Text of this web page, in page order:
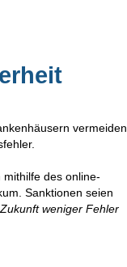
vermeiden.
des online-
Sanktionen seien
weniger Fehler